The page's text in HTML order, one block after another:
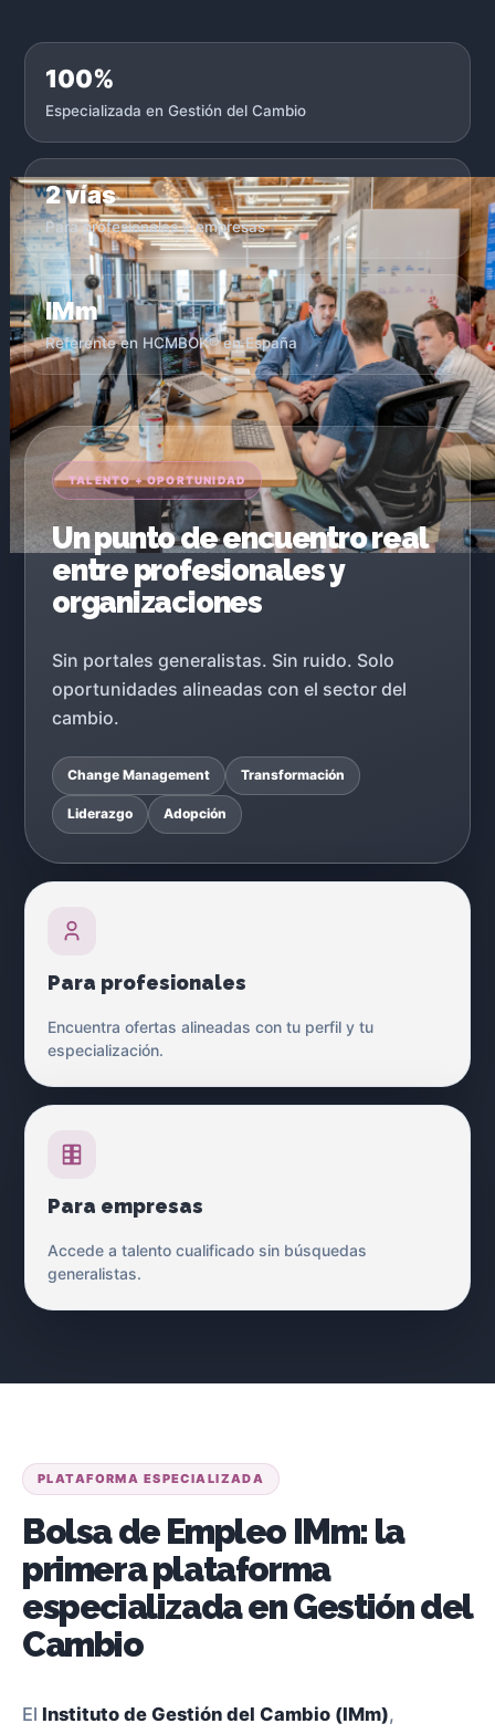
100%
Especializada en Gestión del Cambio
2 vías
Para profesionales y empresas
IMm
Referente en HCMBOK® en España
TALENTO + OPORTUNIDAD
Un punto de encuentro real
entre profesionales y
organizaciones
Sin portales generalistas. Sin ruido. Solo
oportunidades alineadas con el sector del
cambio.
Change Management Transformación
Liderazgo Adopción
Para profesionales
Encuentra ofertas alineadas con tu perfil y tu
especialización.
Para empresas
Accede a talento cualificado sin búsquedas
generalistas.
PLATAFORMA ESPECIALIZADA
Bolsa de Empleo IMm: la
primera plataforma
especializada en Gestión del
Cambio
El Instituto de Gestión del Cambio (IMm),